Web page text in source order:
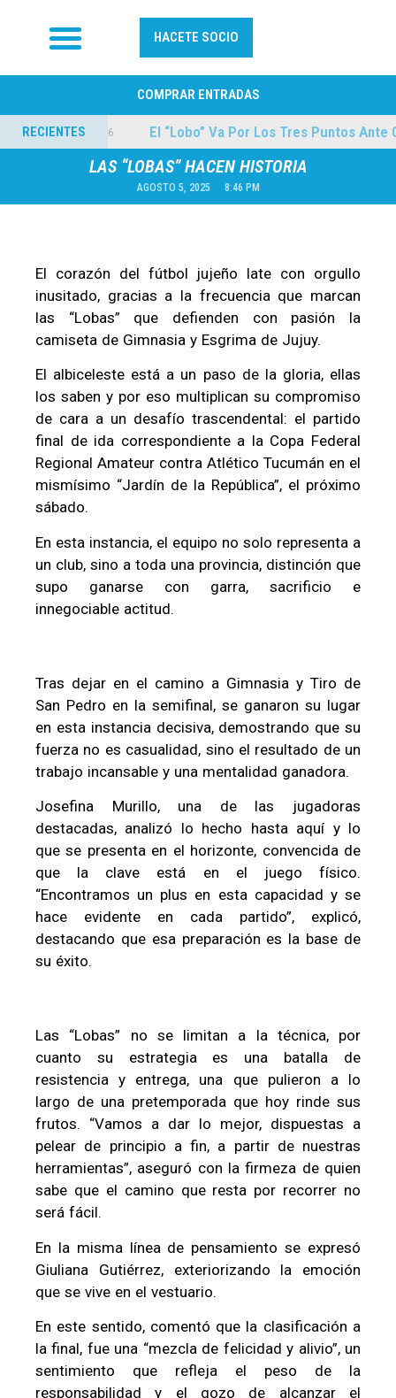
HACETE SOCIO
COMPRAR ENTRADAS
RECIENTES
04/08/2026 El “Lobo” Va Por Los Tres Puntos Ante
LAS “LOBAS” HACEN HISTORIA
AGOSTO 5, 2025 8:46 PM
El corazón del fútbol jujeño late con orgullo
inusitado, gracias a la frecuencia que marcan
las “Lobas” que defienden con pasión la
camiseta de Gimnasia y Esgrima de Jujuy.
El albiceleste está a un paso de la gloria, ellas
los saben y por eso multiplican su compromiso
de cara a un desafío trascendental: el partido
final de ida correspondiente a la Copa Federal
Regional Amateur contra Atlético Tucumán en el
mismísimo “Jardín de la República”, el próximo
sábado.
En esta instancia, el equipo no solo representa a
un club, sino a toda una provincia, distinción que
supo ganarse con garra, sacrificio e
innegociable actitud.
Tras dejar en el camino a Gimnasia y Tiro de
San Pedro en la semifinal, se ganaron su lugar
en esta instancia decisiva, demostrando que su
fuerza no es casualidad, sino el resultado de un
trabajo incansable y una mentalidad ganadora.
Josefina Murillo, una de las jugadoras
destacadas, analizó lo hecho hasta aquí y lo
que se presenta en el horizonte, convencida de
que la clave está en el juego físico.
“Encontramos un plus en esta capacidad y se
hace evidente en cada partido”, explicó,
destacando que esa preparación es la base de
su éxito.
Las “Lobas” no se limitan a la técnica, por
cuanto su estrategia es una batalla de
resistencia y entrega, una que pulieron a lo
largo de una pretemporada que hoy rinde sus
frutos. “Vamos a dar lo mejor, dispuestas a
pelear de principio a fin, a partir de nuestras
herramientas”, aseguró con la firmeza de quien
sabe que el camino que resta por recorrer no
será fácil.
En la misma línea de pensamiento se expresó
Giuliana Gutiérrez, exteriorizando la emoción
que se vive en el vestuario.
En este sentido, comentó que la clasificación a
la final, fue una “mezcla de felicidad y alivio”, un
sentimiento que refleja el peso de la
responsabilidad y el gozo de alcanzar el